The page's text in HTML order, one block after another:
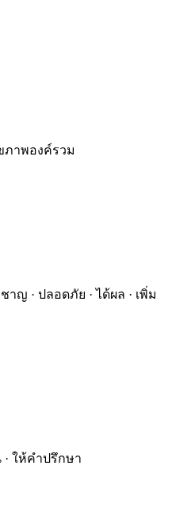
ภาพองค์รวม
าญ · ปลอดภัย · ได้ผล · เพิ่ม
· ให้คำปรึกษา